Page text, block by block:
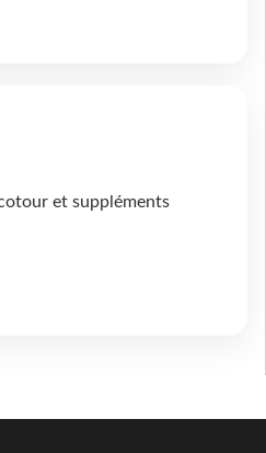
et suppléments